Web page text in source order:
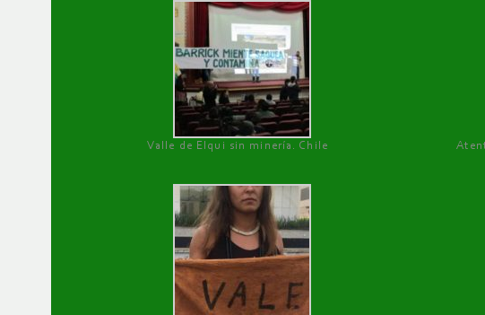
Valle de Elqui sin minería. Chile